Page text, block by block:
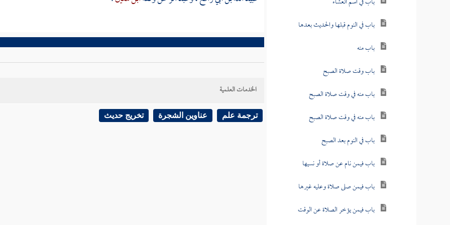
باب في النوم قبلها والحديث بعدها
باب منه
باب وقت صلاة الصبح
باب منه في وقت صلاة الصبح
باب منه في وقت صلاة الصبح
باب في النوم بعد الصبح
باب فيمن نام عن صلاة أو نسيها
باب فيمن صلى صلاة وعليه غيرها
باب فيمن يؤخر الصلاة عن الوقت
الخدمات العلمية
ترجمة علم عناوين الشجرة تخريج حديث